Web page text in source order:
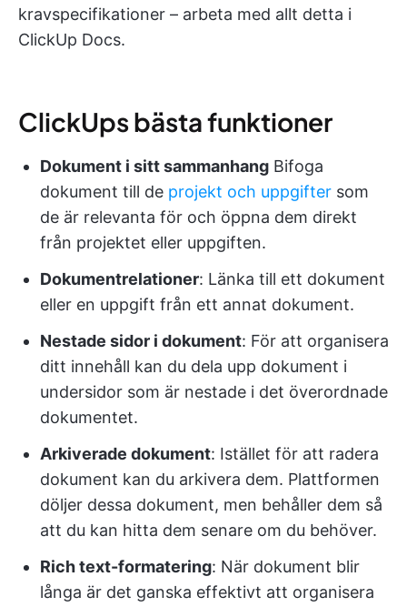
kravspecifikationer – arbeta med allt detta i
ClickUp Docs.
ClickUps bästa funktioner
Dokument i sitt sammanhang Bifoga
dokument till de projekt och uppgifter som
de är relevanta för och öppna dem direkt
från projektet eller uppgiften.
Dokumentrelationer: Länka till ett dokument
eller en uppgift från ett annat dokument.
Nestade sidor i dokument: För att organisera
ditt innehåll kan du dela upp dokument i
undersidor som är nestade i det överordnade
dokumentet.
Arkiverade dokument: Istället för att radera
dokument kan du arkivera dem. Plattformen
döljer dessa dokument, men behåller dem så
att du kan hitta dem senare om du behöver.
Rich text-formatering: När dokument blir
långa är det ganska effektivt att organisera